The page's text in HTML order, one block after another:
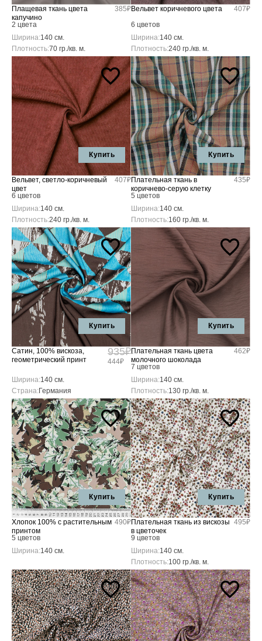
Плащевая ткань цвета
капучино
2 цвета
385₽
Ширина:140 см.
Плотность:70 гр./кв. м.
Вельвет коричневого цвета
6 цветов
407₽
Ширина:140 см.
Плотность:240 гр./кв. м.
Купить
Вельвет, светло-коричневый
цвет
6 цветов
407₽
Ширина:140 см.
Плотность:240 гр./кв. м.
Купить
Плательная ткань в
коричнево-серую клетку
5 цветов
435₽
Ширина:140 см.
Плотность:160 гр./кв. м.
Купить
Сатин, 100% вискоза,
геометрический принт
935₽
444₽
Ширина:140 см.
Страна:Германия
Купить
Плательная ткань цвета
молочного шоколада
7 цветов
462₽
Ширина:140 см.
Плотность:130 гр./кв. м.
Купить
Хлопок 100% с растительным
принтом
5 цветов
490₽
Ширина:140 см.
Купить
Плательная ткань из вискозы
в цветочек
9 цветов
495₽
Ширина:140 см.
Плотность:100 гр./кв. м.